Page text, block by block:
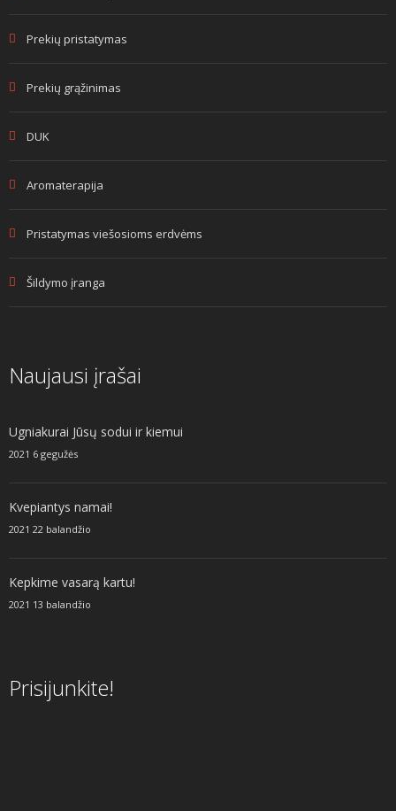
Prekių pristatymas
Prekių grąžinimas
DUK
Aromaterapija
Pristatymas viešosioms erdvėms
Šildymo įranga
Naujausi įrašai
Ugniakurai Jūsų sodui ir kiemui
2021 6 gegužės
Kvepiantys namai!
2021 22 balandžio
Kepkime vasarą kartu!
2021 13 balandžio
Prisijunkite!